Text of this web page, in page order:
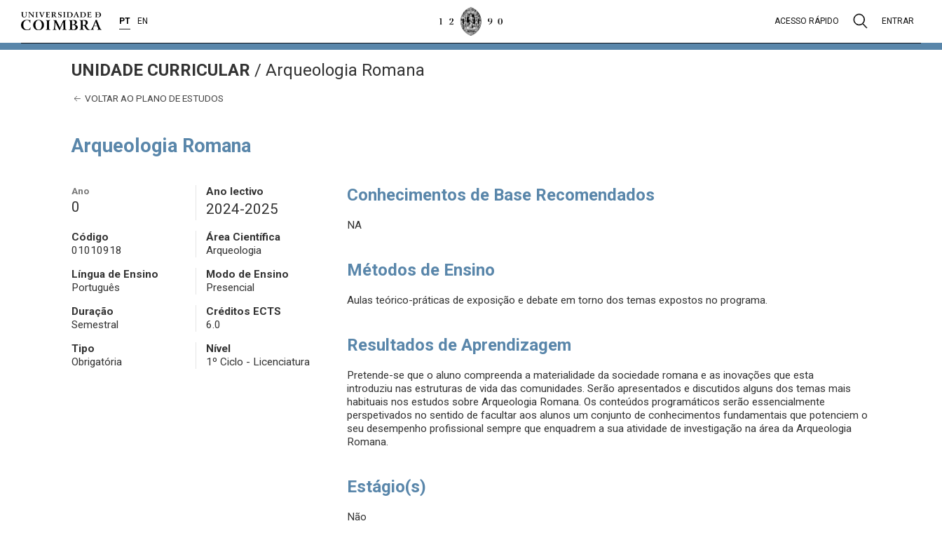
PT EN ACESSO RÁPIDO ENTRAR
UNIDADE CURRICULAR / Arqueologia Romana
VOLTAR AO PLANO DE ESTUDOS
Arqueologia Romana
Ano
0
Ano lectivo
2024-2025
Código
01010918
Área Científica
Arqueologia
Língua de Ensino
Português
Modo de Ensino
Presencial
Duração
Semestral
Créditos ECTS
6.0
Tipo
Obrigatória
Nível
1º Ciclo - Licenciatura
Conhecimentos de Base Recomendados
NA
Métodos de Ensino
Aulas teórico-práticas de exposição e debate em torno dos temas expostos no programa.
Resultados de Aprendizagem
Pretende-se que o aluno compreenda a materialidade da sociedade romana e as inovações que esta
introduziu nas estruturas de vida das comunidades. Serão apresentados e discutidos alguns dos temas mais
habituais nos estudos sobre Arqueologia Romana. Os conteúdos programáticos serão essencialmente
perspetivados no sentido de facultar aos alunos um conjunto de conhecimentos fundamentais que potenciem o
seu desempenho profissional sempre que enquadrem a sua atividade de investigação na área da Arqueologia
Romana.
Estágio(s)
Não